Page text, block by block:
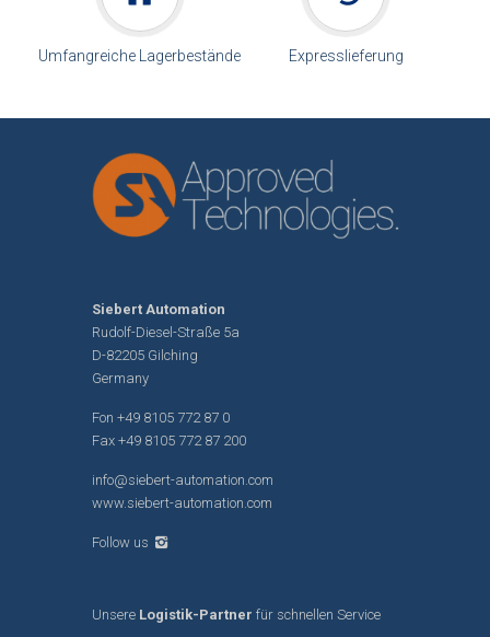
Umfangreiche Lagerbestände Expresslieferung
Siebert Automation
Rudolf-Diesel-Straße 5a
D-82205 Gilching
Germany
Fon +49 8105 772 87 0
Fax +49 8105 772 87 200
info@siebert-automation.com
www.siebert-automation.com
Follow us
Unsere Logistik-Partner für schnellen Service